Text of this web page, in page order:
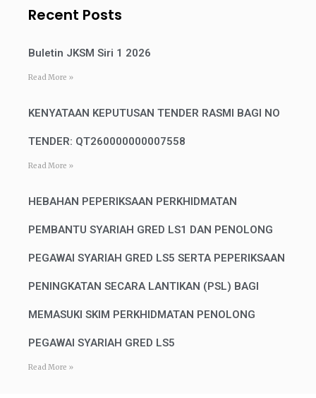
Recent Posts
Buletin JKSM Siri 1 2026
Read More »
KENYATAAN KEPUTUSAN TENDER RASMI BAGI NO
TENDER: QT260000000007558
Read More »
HEBAHAN PEPERIKSAAN PERKHIDMATAN
PEMBANTU SYARIAH GRED LS1 DAN PENOLONG
PEGAWAI SYARIAH GRED LS5 SERTA PEPERIKSAAN
PENINGKATAN SECARA LANTIKAN (PSL) BAGI
MEMASUKI SKIM PERKHIDMATAN PENOLONG
PEGAWAI SYARIAH GRED LS5
Read More »